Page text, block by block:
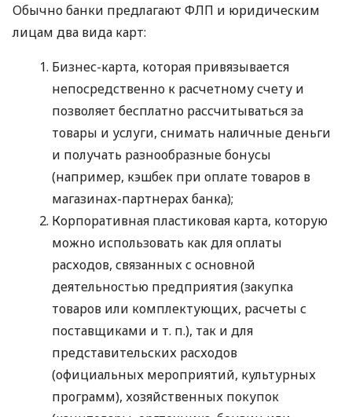
Обычно банки предлагают ФЛП и юридическим
лицам два вида карт:
Бизнес-карта, которая привязывается
непосредственно к расчетному счету и
позволяет бесплатно рассчитываться за
товары и услуги, снимать наличные деньги
и получать разнообразные бонусы
(например, кэшбек при оплате товаров в
магазинах-партнерах банка);
Корпоративная пластиковая карта, которую
можно использовать как для оплаты
расходов, связанных с основной
деятельностью предприятия (закупка
товаров или комплектующих, расчеты с
поставщиками и т. п.), так и для
представительских расходов
(официальных мероприятий, культурных
программ), хозяйственных покупок